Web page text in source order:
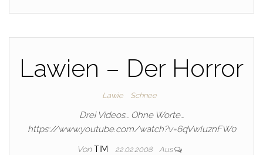
Lawien – Der Horror
Lawie Schnee
Drei Videos… Ohne Worte…
https://www.youtube.com/watch?v=6qVwIuznFW0
Von TIM 22.02.2008 Aus